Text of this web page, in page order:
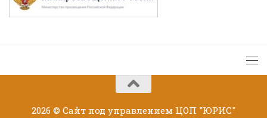
2026 © Сайт под управлением ЦОП "ЮРИС"